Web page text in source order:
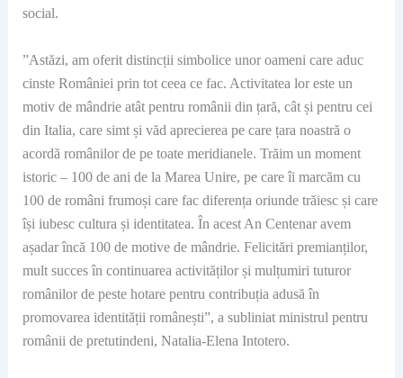
social.
”Astăzi, am oferit distincții simbolice unor oameni care aduc
cinste României prin tot ceea ce fac. Activitatea lor este un
motiv de mândrie atât pentru românii din țară, cât și pentru cei
din Italia, care simt și văd aprecierea pe care țara noastră o
acordă românilor de pe toate meridianele. Trăim un moment
istoric – 100 de ani de la Marea Unire, pe care îi marcăm cu
100 de români frumoși care fac diferența oriunde trăiesc și care
își iubesc cultura și identitatea. În acest An Centenar avem
așadar încă 100 de motive de mândrie. Felicitări premianților,
mult succes în continuarea activităților și mulțumiri tuturor
românilor de peste hotare pentru contribuția adusă în
promovarea identității românești”, a subliniat ministrul pentru
românii de pretutindeni, Natalia-Elena Intotero.